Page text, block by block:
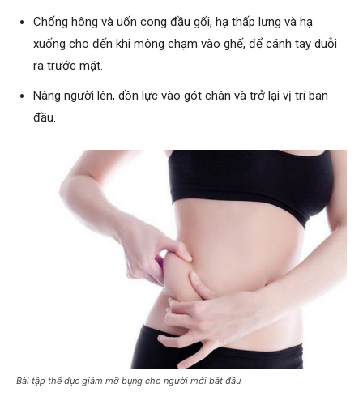
Chống hông và uốn cong đầu gối, hạ thấp lưng và hạ
xuống cho đến khi mông chạm vào ghế, để cánh tay duỗi
ra trước mặt.
Nâng người lên, dồn lực vào gót chân và trở lại vị trí ban
đầu.
Bài tập thể dục giảm mỡ bụng cho người mới bắt đầu